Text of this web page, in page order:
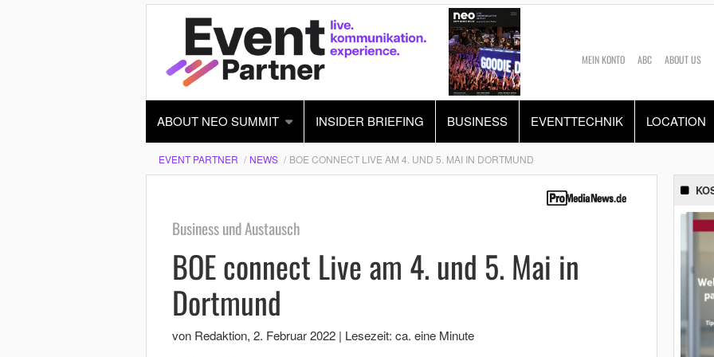
MEIN KONTO ABC ABOUT US
ABOUT NEO SUMMIT INSIDER BRIEFING BUSINESS EVENTTECHNIK LOCATION
EVENT PARTNER NEWS BOE CONNECT LIVE AM 4. UND 5. MAI IN DORTMUND
Business und Austausch
BOE connect Live am 4. und 5. Mai in
Dortmund
von Redaktion, 2. Februar 2022 | Lesezeit: ca. eine Minute